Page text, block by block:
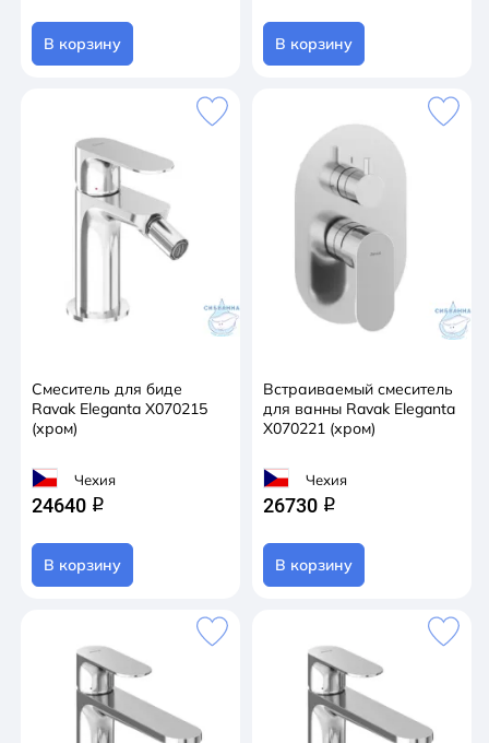
В корзину В корзину
Смеситель для биде
Ravak Eleganta X070215
(хром)
Чехия
24640 q
В корзину
Встраиваемый смеситель
для ванны Ravak Eleganta
X070221 (хром)
Чехия
26730 q
В корзину